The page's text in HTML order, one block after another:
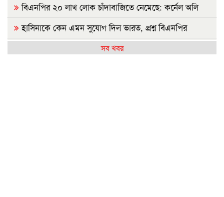
বিএনপির ২০ লাখ লোক চাঁদাবাজিতে নেমেছে: কর্নেল অলি
হাসিনাকে কেন এমন সুযোগ দিল ভারত, প্রশ্ন বিএনপির
রাষ্ট্রপতি নির্বাচন ২০ আগস্টসব খবর